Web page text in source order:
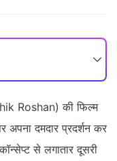
Roshan) की फिल्म
दमदार प्रदर्शन कर
से लगातार दूसरी